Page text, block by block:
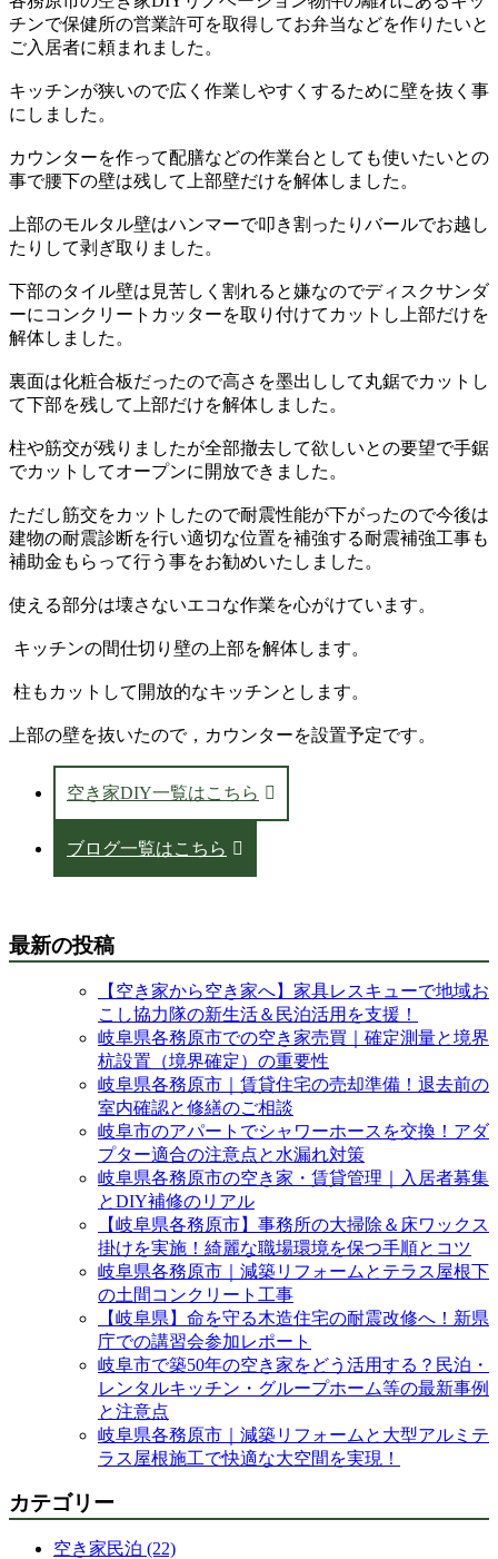
チンで保健所の営業許可を取得してお弁当などを作りたいと
ご入居者に頼まれました。
キッチンが狭いので広く作業しやすくするために壁を抜く事
にしました。
カウンターを作って配膳などの作業台としても使いたいとの
事で腰下の壁は残して上部壁だけを解体しました。
上部のモルタル壁はハンマーで叩き割ったりバールでお越し
たりして剥ぎ取りました。
下部のタイル壁は見苦しく割れると嫌なのでディスクサンダ
ーにコンクリートカッターを取り付けてカットし上部だけを
解体しました。
裏面は化粧合板だったので高さを墨出しして丸鋸でカットし
て下部を残して上部だけを解体しました。
柱や筋交が残りましたが全部撤去して欲しいとの要望で手鋸
でカットしてオープンに開放できました。
ただし筋交をカットしたので耐震性能が下がったので今後は
建物の耐震診断を行い適切な位置を補強する耐震補強工事も
補助金もらって行う事をお勧めいたしました。
使える部分は壊さないエコな作業を心がけています。
キッチンの間仕切り壁の上部を解体します。
柱もカットして開放的なキッチンとします。
上部の壁を抜いたので，カウンターを設置予定です。
空き家DIY一覧はこちら
ブログ一覧はこちら
最新の投稿
【空き家から空き家へ】家具レスキューで地域お
こし協力隊の新生活＆民泊活用を支援！
岐阜県各務原市での空き家売買｜確定測量と境界
杭設置（境界確定）の重要性
岐阜県各務原市｜賃貸住宅の売却準備！退去前の
室内確認と修繕のご相談
岐阜市のアパートでシャワーホースを交換！アダ
プター適合の注意点と水漏れ対策
岐阜県各務原市の空き家・賃貸管理｜入居者募集
とDIY補修のリアル
【岐阜県各務原市】事務所の大掃除＆床ワックス
掛けを実施！綺麗な職場環境を保つ手順とコツ
岐阜県各務原市｜減築リフォームとテラス屋根下
の土間コンクリート工事
【岐阜県】命を守る木造住宅の耐震改修へ！新県
庁での講習会参加レポート
岐阜市で築50年の空き家をどう活用する？民泊・
レンタルキッチン・グループホーム等の最新事例
と注意点
岐阜県各務原市｜減築リフォームと大型アルミテ
ラス屋根施工で快適な大空間を実現！
カテゴリー
空き家民泊 (22)